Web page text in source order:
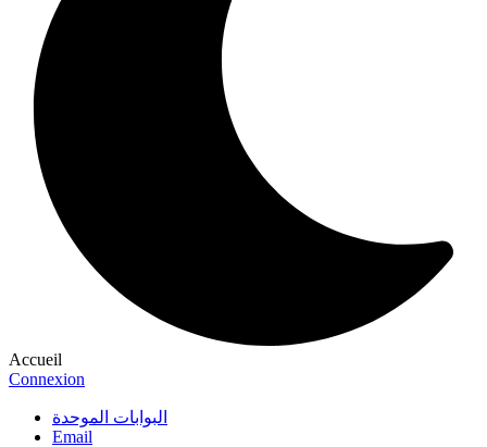
Accueil
Connexion
البوابات الموحدة
Email